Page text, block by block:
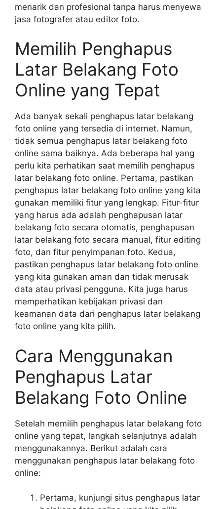
menarik dan profesional tanpa harus menyewa
jasa fotografer atau editor foto.
Memilih Penghapus
Latar Belakang Foto
Online yang Tepat
Ada banyak sekali penghapus latar belakang
foto online yang tersedia di internet. Namun,
tidak semua penghapus latar belakang foto
online sama baiknya. Ada beberapa hal yang
perlu kita perhatikan saat memilih penghapus
latar belakang foto online. Pertama, pastikan
penghapus latar belakang foto online yang kita
gunakan memiliki fitur yang lengkap. Fitur-fitur
yang harus ada adalah penghapusan latar
belakang foto secara otomatis, penghapusan
latar belakang foto secara manual, fitur editing
foto, dan fitur penyimpanan foto. Kedua,
pastikan penghapus latar belakang foto online
yang kita gunakan aman dan tidak merusak
data atau privasi pengguna. Kita juga harus
memperhatikan kebijakan privasi dan
keamanan data dari penghapus latar belakang
foto online yang kita pilih.
Cara Menggunakan
Penghapus Latar
Belakang Foto Online
Setelah memilih penghapus latar belakang foto
online yang tepat, langkah selanjutnya adalah
menggunakannya. Berikut adalah cara
menggunakan penghapus latar belakang foto
online:
Pertama, kunjungi situs penghapus latar